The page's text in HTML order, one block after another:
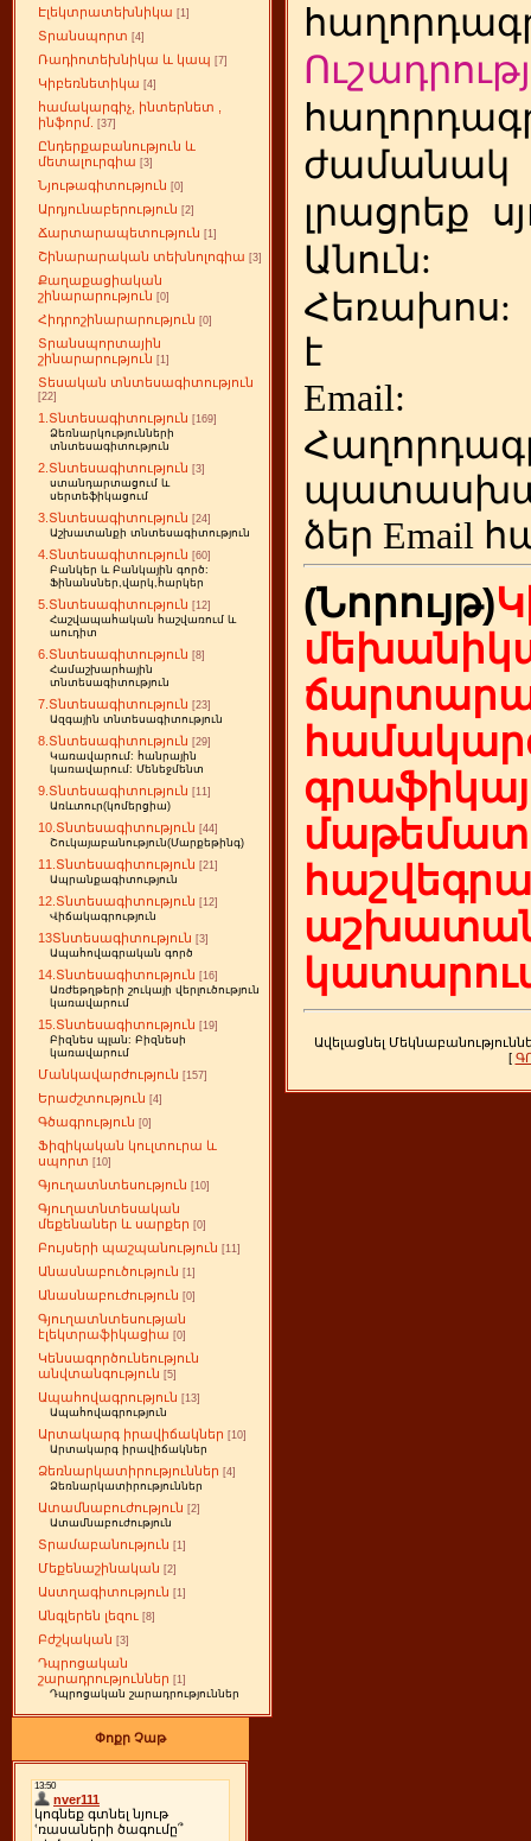
Էլեկտրատեխնիկա [1]
Տրանսպորտ [4]
Ռադիոտեխնիկա և կապ [7]
Կիբեռնետիկա [4]
համակարգիչ, ինտերնետ ,
ինֆորմ.
[37]
Ընդերքաբանություն և
մետալուրգիա [3]
Նյութագիտություն [0]
Արդյունաբերություն [2]
Ճարտարապետություն [1]
Շինարարական տեխնոլոգիա [3]
Քաղաքացիական
շինարարություն [0]
Հիդրոշինարարություն [0]
Տրանսպորտային
շինարարություն [1]
Տեսական տնտեսագիտություն
[22]
1.Տնտեսագիտություն [169]
Ձեռնարկությունների
տնտեսագիտություն
2.Տնտեսագիտություն [3]
ստանդարտացում և
սերտեֆիկացում
3.Տնտեսագիտություն [24]
Աշխատանքի տնտեսագիտություն
4.Տնտեսագիտություն [60]
Բանկեր և Բանկային գործ:
Ֆինանսներ,վարկ,հարկեր
5.Տնտեսագիտություն [12]
Հաշվապահական հաշվառում և
աուդիտ
6.Տնտեսագիտություն [8]
Համաշխարհային
տնտեսագիտություն
7.Տնտեսագիտություն [23]
Ազգային տնտեսագիտություն
8.Տնտեսագիտություն [29]
Կառավարում: հանրային
կառավարում: Մենեջմենտ
9.Տնտեսագիտություն [11]
Առևտուր(կոմերցիա)
10.Տնտեսագիտություն [44]
Շուկայաբանություն(Մարքեթինգ)
11.Տնտեսագիտություն [21]
Ապրանքագիտություն
12.Տնտեսագիտություն [12]
Վիճակագրություն
13Տնտեսագիտություն [3]
Ապահովագրական գործ
14.Տնտեսագիտություն [16]
Առժեթղթերի շուկայի վերլուծություն
կառավարում
15.Տնտեսագիտություն [19]
Բիզնես պլան: Բիզնեսի
կառավարում
Մանկավարժություն [157]
Երաժշտություն [4]
Գծագրություն [0]
Ֆիզիկական կուլտուրա և
սպորտ [10]
Գյուղատնտեսություն [10]
Գյուղատնտեսական
մեքենաներ և սարքեր [0]
Բույսերի պաշպանություն [11]
Անասնաբուծություն [1]
Անասնաբուժություն [0]
Գյուղատնտեսության
էլեկտրաֆիկացիա [0]
Կենսագործունեություն
անվտանգություն [5]
Ապահովագրություն [13]
Ապահովագրություն
Արտակարգ իրավիճակներ [10]
Արտակարգ իրավիճակներ
Ձեռնարկատիրություններ [4]
Ձեռնարկատիրություններ
Ատամնաբուժություն [2]
Ատամնաբուժություն
Տրամաբանություն [1]
Մեքենաշինական [2]
Աստղագիտություն [1]
Անգլերեն լեզու [8]
Բժշկական [3]
Դպրոցական
շարադրություններ [1]
Դպրոցական շարադրություններ
Փոքր Չաթ
ժամանակ
լրացրեք
Անուն:
Հեռախոս
է
ձեր Email
(Նորույթ)
Ավելացնել
[